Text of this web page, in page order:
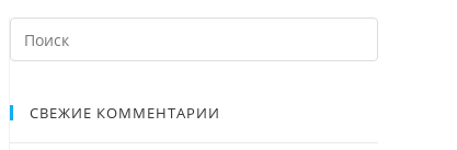
СВЕЖИЕ КОММЕНТАРИИ